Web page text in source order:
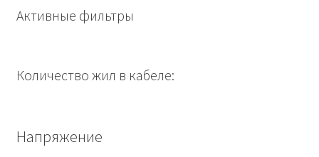
Активные фильтры
Количество жил в кабеле:
Напряжение